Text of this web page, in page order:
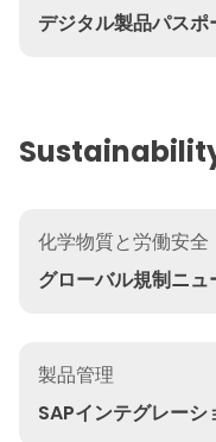
デジタル製品パスポ
化学物質と労働安全
グローバル規制ニュ
製品管理
SAPインテグレーシ